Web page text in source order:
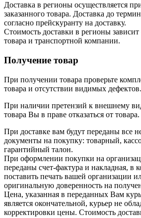
Доставка в регионы осуществляется
заказанного товара. Доставка до
согласно прейскуранту на доставку.
Стоимость доставки в регионы
товара и транспортной компании.
Получение товар
При получении товара проверьте
товара и отсутствии видимых дефектов.
При наличии претензий к внешнему
товара Вы в праве отказаться от товара.
При доставке вам будут переданы все
документы на покупку: товарный,
гарантийный талон.
При оформлении покупки на
переданы счет-фактура и накладная, в
поставить печать вашей организации
оригинальную доверенность на
Цена, указанная в переданных Вам
является окончательной, курьер не
корректировки цены. Стоимость